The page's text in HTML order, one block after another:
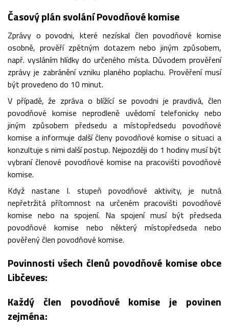
Časový plán svolání Povodňové komise
Zprávy o povodni, které nezískal člen povodňové komise
osobně, prověří zpětným dotazem nebo jiným způsobem,
např. vysláním hlídky do určeného místa. Důvodem prověření
zprávy je zabránění vzniku planého poplachu. Prověření musí
být provedeno do 10 minut.
V případě, že zpráva o blížící se povodni je pravdivá, člen
povodňové komise neprodleně uvědomí telefonicky nebo
jiným způsobem předsedu a místopředsedu povodňové
komise a informuje další členy povodňové komise o situaci a
konzultuje s nimi další postup. Nejpozději do 1 hodiny musí být
vybraní členové povodňové komise na pracovišti povodňové
komise.
Když nastane I. stupeň povodňové aktivity, je nutná
nepřetržitá přítomnost na určeném pracovišti povodňové
komise nebo na spojení. Na spojení musí být předseda
povodňové komise nebo některý místopředseda nebo
pověřený člen povodňové komise.
Povinnosti všech členů povodňové komise obce
Libčeves:
Každý člen povodňové komise je povinen
zejména: